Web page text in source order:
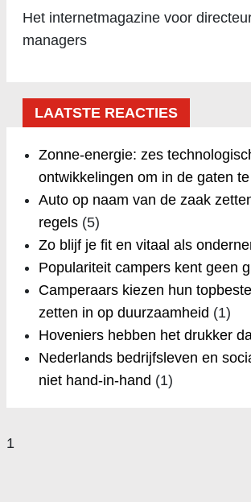
Het internetmagazine voor
managers
LAATSTE REACTIES
Zonne-energie: zes
ontwikkelingen om in de gaten
Auto op naam van de zaak
regels(5)
Zo blijf je fit en vitaal als
Populariteit campers kent geen
Camperaars kiezen hun
zetten in op duurzaamheid (1)
Hoveniers hebben het drukker
Nederlands bedrijfsleven en
niet hand-in-hand (1)
1